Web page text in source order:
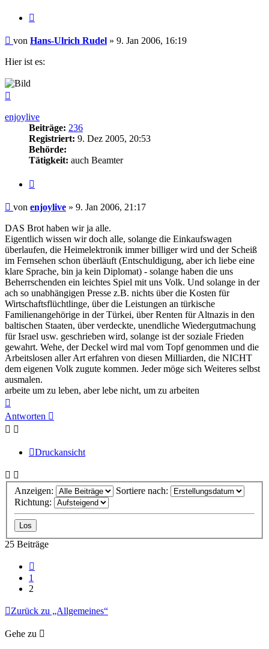
Beitrag
von Hans-Ulrich Rudel » 9. Jan 2006, 16:19
Hier ist es:
enjoylive
Beiträge: 236
Registriert: 9. Dez 2005, 20:53
Behörde:
Tätigkeit: auch Beamter
Beitrag
von enjoylive » 9. Jan 2006, 21:17
DAS Brot haben wir ja alle.
Eigentlich wissen wir doch alle, solange die Einkaufswagen
überlaufen, die Heimelektronik immer billiger wird und der Scheiß
im Fernsehen schon überläuft (Entschuldigung, aber ich liebe eine
klare Sprache, bin ja kein Diplomat) - solange haben die uns
Beherrschenden ein leichtes Spiel mit uns Volk. Und solange in der
ach so unabhängigen Presse z.B. nichts über die Kosten für
Wirtschaftsflüchtlinge, über die Leistungen an türkische
Familienangehörige in der Türkei, über Renten für Altnazis in den
baltischen Staaten, über verdeckte, unendliche Wiedergutmachung
für Israel usw. geschrieben wird, solange ist der soziale Frieden
gewahrt. Wehe, der Deckel wird mal vom Topf genommen und die
Arbeitslosen aller Art erfahren von diesen Milliarden, die NICHT
dem eigenen Volk zugute kommen. Jeder möge sich Weiteres selbst
ausmalen.
arbeite um zu leben, aber lebe nicht, um zu arbeiten
oben
Antworten
Druckansicht
Anzeigen:
Sortiere nach:
Richtung:
25 Beiträge
1
2
Zurück zu „Allgemeines“
Gehe zu